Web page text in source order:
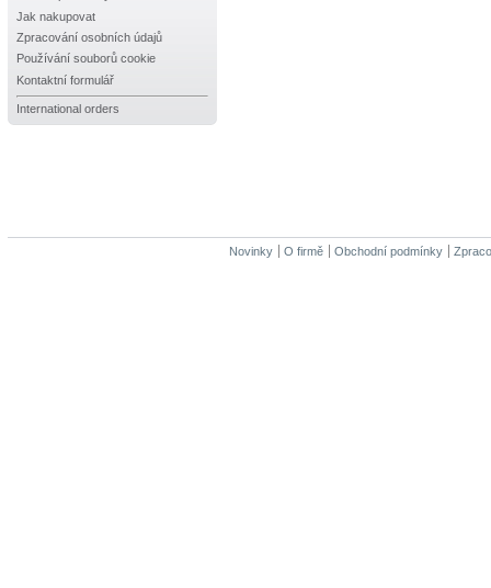
Jak nakupovat
Zpracování osobních údajů
Používání souborů cookie
Kontaktní formulář
International orders
Novinky O firmě Obchodní podmínky